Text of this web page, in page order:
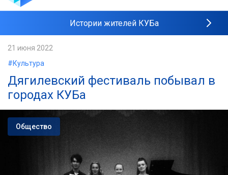
Истории жителей КУБа
Наши интервью
21 июня 2022
#Культура
Дягилевский фестиваль побывал в
городах КУБа
Общество